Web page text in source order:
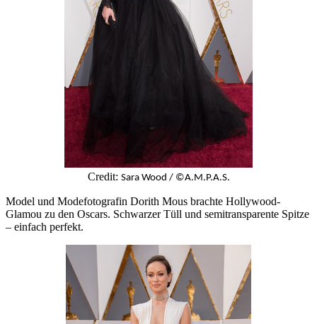
Credit: Sara Wood / ©A.M.P.A.S.
Model und Modefotografin Dorith Mous brachte Hollywood-
Glamou zu den Oscars. Schwarzer Tüll und semitransparente Spitze
– einfach perfekt.